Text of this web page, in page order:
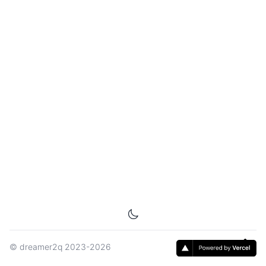
© dreamer2q 2023-2026